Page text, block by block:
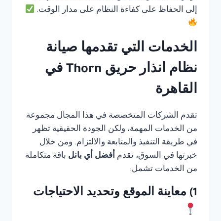
إلى الحفاظ على كفاءة النظام على مدار الوقت.
الخدمات التي تقدمها صيانة
نظام انذار حريق Thorn في
القاهرة
تقدم الشركات المتخصصة في هذا المجال مجموعة
من الخدمات المهمة، ولكن الجودة الحقيقية تظهر
في طريقة التنفيذ والمتابعة والالتزام. ومن خلال
خبرتها في السوق، تقدم أفضل أي بانل باقة متكاملة
من الخدمات تشمل:
1) معاينة الموقع وتحديد الاحتياجات